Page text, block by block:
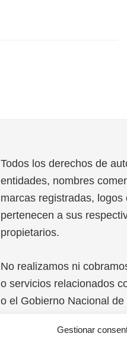
Gestionar
Todos los derechos de
entidades, nombres
marcas registradas, logos
pertenecen a sus
propietarios.
No realizamos ni
o servicios relacionados
o el Gobierno Nacional de